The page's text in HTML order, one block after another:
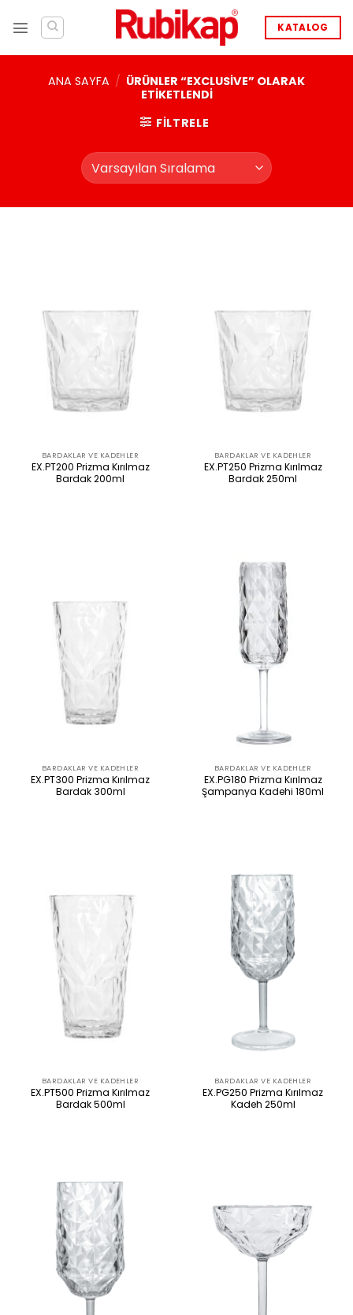
atla
KATALOG
ANA SAYFA / ÜRÜNLER “EXCLUSIVE” OLARAK
ETIKETLENDI
FILTRELE
BARDAKLAR VE KADEHLER
EX.PT200 Prizma Kırılmaz
Bardak 200ml
BARDAKLAR VE KADEHLER
EX.PT250 Prizma Kırılmaz
Bardak 250ml
BARDAKLAR VE KADEHLER
EX.PT300 Prizma Kırılmaz
Bardak 300ml
BARDAKLAR VE KADEHLER
EX.PG180 Prizma Kırılmaz
Şampanya Kadehi 180ml
BARDAKLAR VE KADEHLER
EX.PT500 Prizma Kırılmaz
Bardak 500ml
BARDAKLAR VE KADEHLER
EX.PG250 Prizma Kırılmaz
Kadeh 250ml